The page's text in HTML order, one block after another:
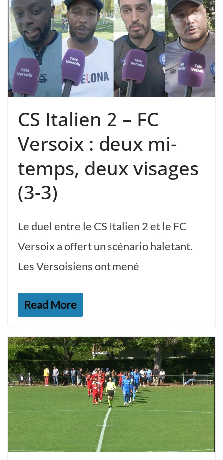
CS Italien 2 – FC
Versoix : deux mi-
temps, deux visages
(3-3)
Le duel entre le CS Italien 2 et le FC
Versoix a offert un scénario haletant.
Les Versoisiens ont mené
Read More